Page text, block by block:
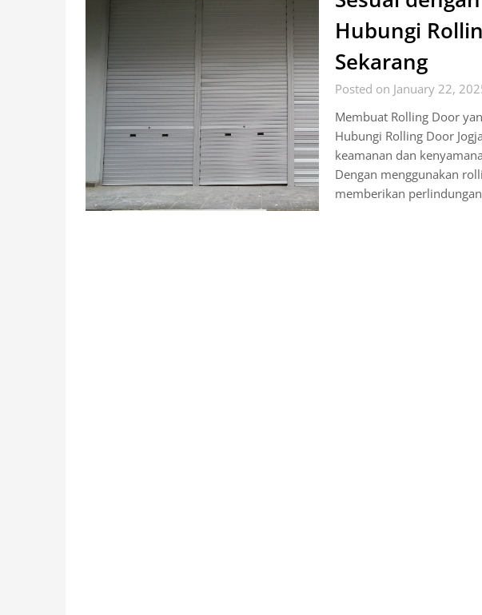
Hubungi
Sekarang
Posted on January 22,
Membuat Rolling Door
Hubungi Rolling Door
keamanan dan
Dengan menggunakan
memberikan